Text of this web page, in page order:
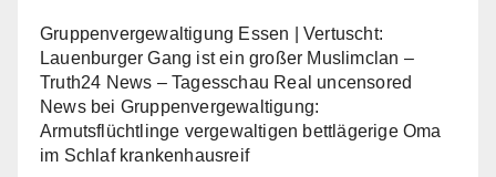
Gruppenvergewaltigung Essen | Vertuscht:
Lauenburger Gang ist ein großer Muslimclan –
Truth24 News – Tagesschau Real uncensored
Newsbei Gruppenvergewaltigung:
Armutsflüchtlinge vergewaltigen bettlägerige Oma
im Schlaf krankenhausreif